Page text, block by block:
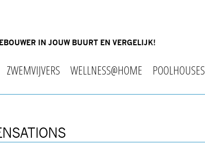
IN JOUW BUURT EN VERGELIJK!
ZWEMVIJVERS WELLNESS@HOME POOLHOUSES